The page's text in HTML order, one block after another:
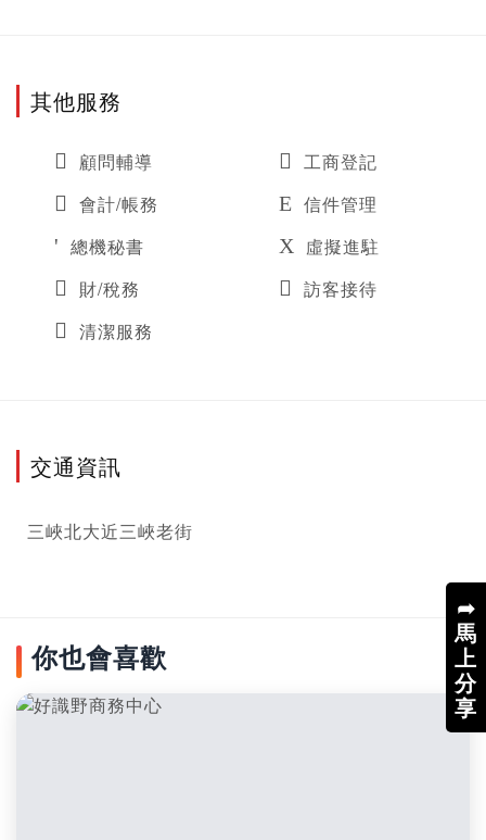
➦
馬
上
分
享
其他服務
顧問輔導
工商登記
會計/帳務
信件管理
總機秘書
虛擬進駐
財/稅務
訪客接待
清潔服務
交通資訊
三峽北大近三峽老街
你也會喜歡